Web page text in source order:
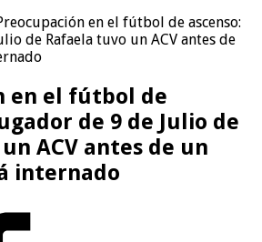
en el fútbol de ascenso:
de Rafaela tuvo un ACV antes de
en el fútbol de
de 9 de Julio de
ACV antes de un
internado